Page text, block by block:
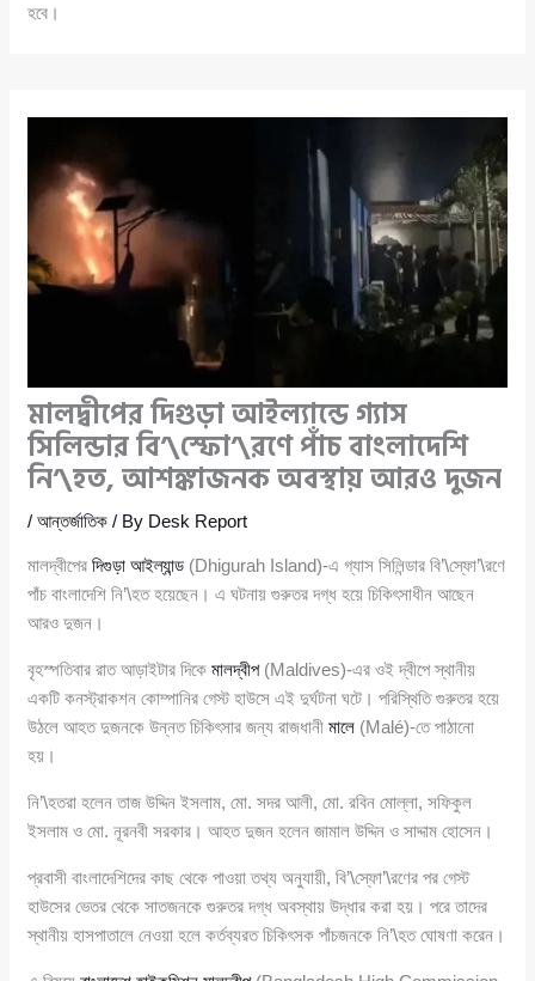
হবে।
মালদ্বীপের দিগুড়া আইল্যান্ডে গ্যাস
সিলিন্ডার বি’\স্ফো’\রণে পাঁচ বাংলাদেশি
নি’\হত, আশঙ্কাজনক অবস্থায় আরও দুজন
/আন্তর্জাতিক / By Desk Report
মালদ্বীপেরদিগুড়া আইল্যান্ড (Dhigurah Island)-এ গ্যাস সিলিন্ডার বি’\স্ফো’\রণে
পাঁচ বাংলাদেশি নি’\হত হয়েছেন। এ ঘটনায় গুরুতর দগ্ধ হয়ে চিকিৎসাধীন আছেন
আরও দুজন।
বৃহস্পতিবার রাত আড়াইটার দিকেমালদ্বীপ(Maldives)-এর ওই দ্বীপে স্থানীয়
একটি কনস্ট্রাকশন কোম্পানির গেস্ট হাউসে এই দুর্ঘটনা ঘটে। পরিস্থিতি গুরুতর হয়ে
উঠলে আহত দুজনকে উন্নত চিকিৎসার জন্য রাজধানীমালে (Malé)-তে পাঠানো
হয়।
নি’\হতরা হলেন তাজ উদ্দিন ইসলাম, মো. সদর আলী, মো. রবিন মোল্লা, সফিকুল
ইসলাম ও মো. নূরনবী সরকার। আহত দুজন হলেন জামাল উদ্দিন ও সাদ্দাম হোসেন।
প্রবাসী বাংলাদেশিদের কাছ থেকে পাওয়া তথ্য অনুযায়ী, বি’\স্ফো’\রণের পর গেস্ট
হাউসের ভেতর থেকে সাতজনকে গুরুতর দগ্ধ অবস্থায় উদ্ধার করা হয়। পরে তাদের
স্থানীয় হাসপাতালে নেওয়া হলে কর্তব্যরত চিকিৎসক পাঁচজনকে নি’\হত ঘোষণা করেন।